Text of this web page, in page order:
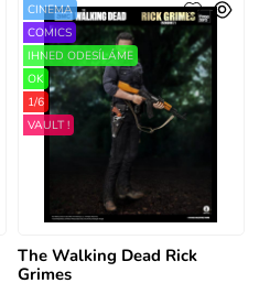
The Walking Dead Rick
Grimes
CINEMA
COMICS
IHNED ODESÍLÁME
OK
1/6
VAULT !